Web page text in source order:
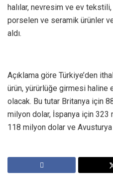
halılar, nevresim ve ev
porselen ve seramik ürünler
aldı.
Açıklama göre Türkiye’den
ürün, yürürlüğe girmesi haline
olacak. Bu tutar Britanya için
milyon dolar, İspanya için 323
118 milyon dolar ve